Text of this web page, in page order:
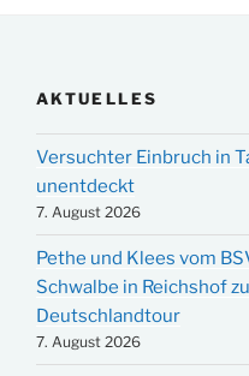
AKTUELLES
Versuchter Einbruch in
unentdeckt
7. August 2026
Pethe und Klees vom
Schwalbe in Reichshof
Deutschlandtour
7. August 2026